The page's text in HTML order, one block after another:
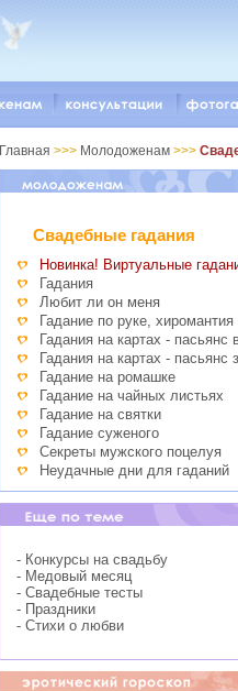
Главная >>> Молодоженам >>>
Свадебные гадания
Новинка! Виртуальные
Гадания
Любит ли он меня
Гадание по руке, хиромантия
Гадания на картах - пасьянс
Гадания на картах - пасьянс
Гадание на ромашке
Гадание на чайных листьях
Гадание на святки
Гадание суженого
Секреты мужского поцелуя
Неудачные дни для гаданий
- Конкурсы на свадьбу
- Медовый месяц
- Свадебные тесты
- Праздники
- Стихи о любви